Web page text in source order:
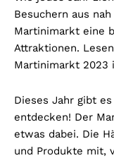
Besuchern aus
Martinimarkt eine
Attraktionen.
Martinimarkt 2023
Dieses Jahr gibt
entdecken! Der
etwas dabei. Die
und Produkte mit,